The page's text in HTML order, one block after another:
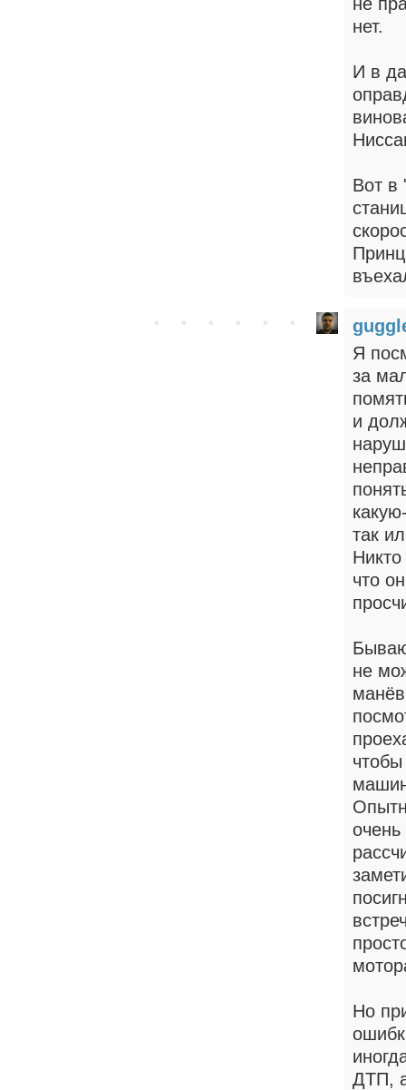
нет.
И в
Вот в
Я
за
и
так
что
не
Но
ДТП,